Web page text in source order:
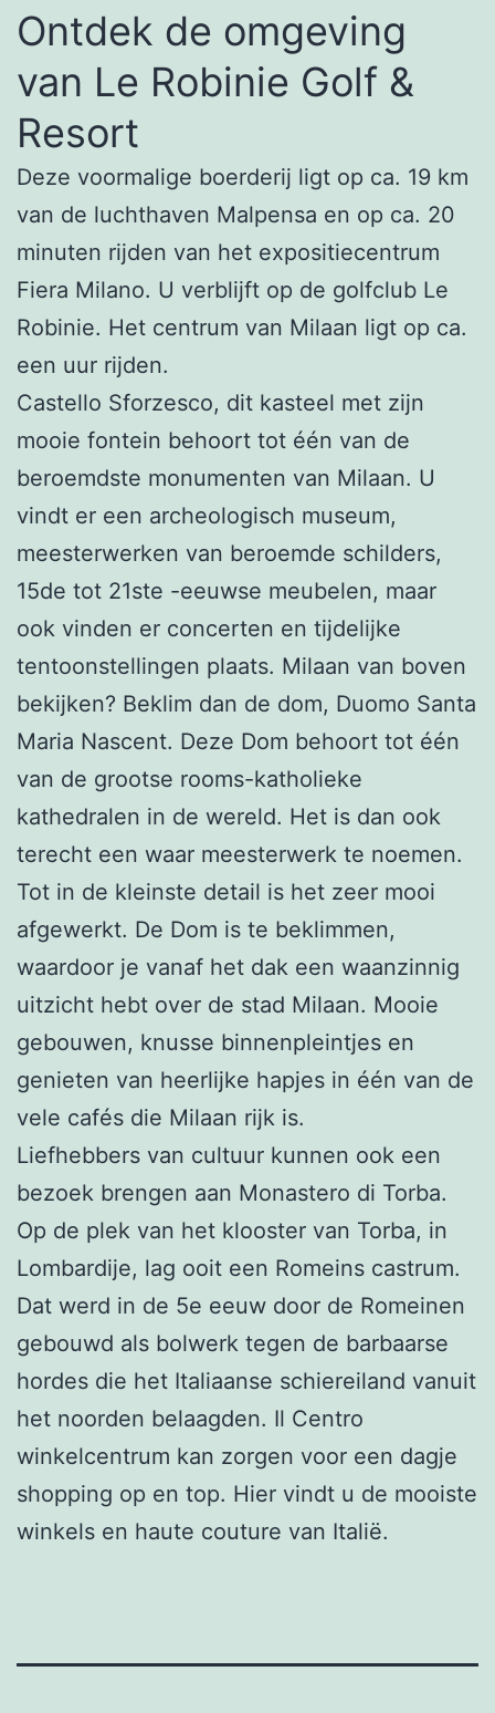
Ontdek de omgeving
van Le Robinie Golf &
Resort
Deze voormalige boerderij ligt op ca. 19 km
van de luchthaven Malpensa en op ca. 20
minuten rijden van het expositiecentrum
Fiera Milano. U verblijft op de golfclub Le
Robinie. Het centrum van Milaan ligt op ca.
een uur rijden.
Castello Sforzesco, dit kasteel met zijn
mooie fontein behoort tot één van de
beroemdste monumenten van Milaan. U
vindt er een archeologisch museum,
meesterwerken van beroemde schilders,
15de tot 21ste -eeuwse meubelen, maar
ook vinden er concerten en tijdelijke
tentoonstellingen plaats. Milaan van boven
bekijken? Beklim dan de dom, Duomo Santa
Maria Nascent. Deze Dom behoort tot één
van de grootse rooms-katholieke
kathedralen in de wereld. Het is dan ook
terecht een waar meesterwerk te noemen.
Tot in de kleinste detail is het zeer mooi
afgewerkt. De Dom is te beklimmen,
waardoor je vanaf het dak een waanzinnig
uitzicht hebt over de stad Milaan. Mooie
gebouwen, knusse binnenpleintjes en
genieten van heerlijke hapjes in één van de
vele cafés die Milaan rijk is.
Liefhebbers van cultuur kunnen ook een
bezoek brengen aan Monastero di Torba.
Op de plek van het klooster van Torba, in
Lombardije, lag ooit een Romeins castrum.
Dat werd in de 5e eeuw door de Romeinen
gebouwd als bolwerk tegen de barbaarse
hordes die het Italiaanse schiereiland vanuit
het noorden belaagden. Il Centro
winkelcentrum kan zorgen voor een dagje
shopping op en top. Hier vindt u de mooiste
winkels en haute couture van Italië.